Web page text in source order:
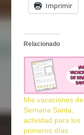
Imprimir
Relacionado
Mis vacaciones de
Semana Santa,
actividad para los
primeros días